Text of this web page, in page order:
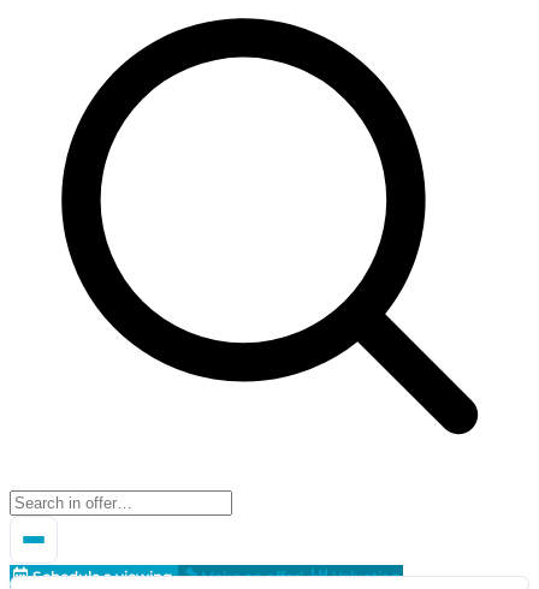
Schedule a viewing Make an offer!
Valuation